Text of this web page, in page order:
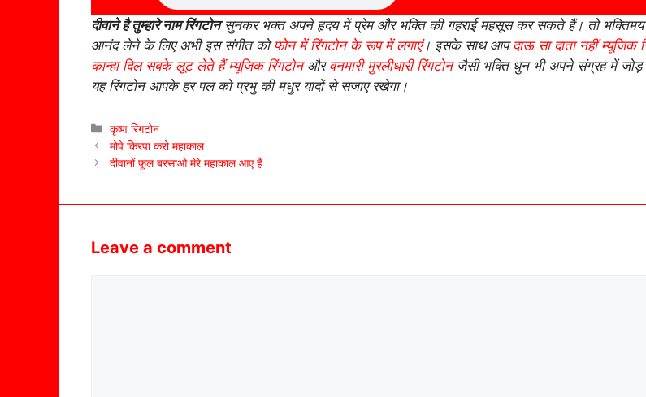
दीवाने है तुम्हारे नाम रिंगटोनसुनकर भक्त अपने हृदय में प्रेम और भक्ति की गहराई महसूस कर सकते हैं। तो भक्तिमय
आनंद लेने के लिए अभी इस संगीत कोफोन में रिंगटोन के रूप में लगाएं। इसके साथ आपदाऊ सा दाता नहीं म्यूजिक
कान्हा दिल सबके लूट लेते हैं म्यूजिक रिंगटोनऔरवनमारी मुरलीधारी रिंगटोनजैसी भक्ति धुन भी अपने संग्रह में
यह रिंगटोन आपके हर पल को प्रभु की मधुर यादों से सजाए रखेगा।
Categories
कृष्ण रिंगटोन
मोपे किरपा करो महाकाल
दीवानों फूल बरसाओ मेरे महाकाल आए है
Leave a comment